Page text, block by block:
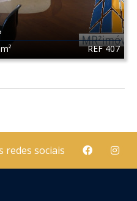
REF 407
redes sociais